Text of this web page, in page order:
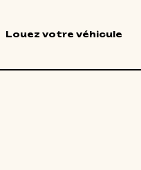
Louez votre véhicule